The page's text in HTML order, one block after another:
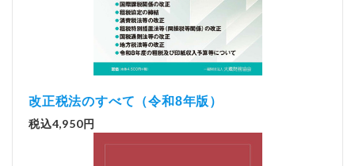
改正税法のすべて（令和8年版）
税込4,950円